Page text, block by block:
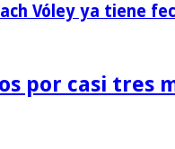
Vóley ya tiene
por casi tres